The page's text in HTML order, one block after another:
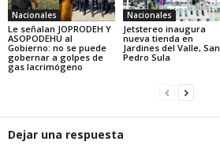
Nacionales
Le señalan JOPRODEH Y
ASOPODEHU al
Gobierno: no se puede
gobernar a golpes de
gas lacrimógeno
Nacionales
Jetstereo inaugura
nueva tienda en
Jardines del Valle, San
Pedro Sula
Dejar una respuesta